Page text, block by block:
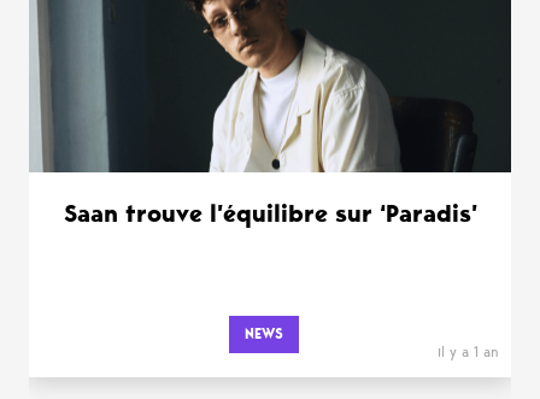
Saan trouve l’équilibre sur ‘Paradis’
NEWS
il y a 1 an